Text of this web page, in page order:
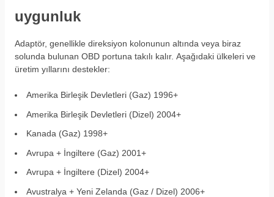
uygunluk
Adaptör, genellikle direksiyon kolonunun altında veya biraz
solunda bulunan OBD portuna takılı kalır. Aşağıdaki ülkeleri ve
üretim yıllarını destekler:
Amerika Birleşik Devletleri (Gaz) 1996+
Amerika Birleşik Devletleri (Dizel) 2004+
Kanada (Gaz) 1998+
Avrupa + İngiltere (Gaz) 2001+
Avrupa + İngiltere (Dizel) 2004+
Avustralya + Yeni Zelanda (Gaz / Dizel) 2006+